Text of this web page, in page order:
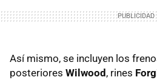
Así mismo, se incluyen los
posteriores Wilwood, rines